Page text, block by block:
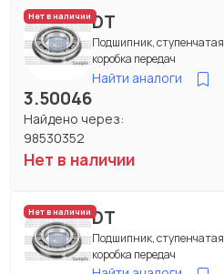
Нет в наличииDT
Подшипник, ступенчатая
коробка передач
Найти аналоги
3.50046
Найдено через:
98530352
Нет в наличии
Нет в наличииDT
Подшипник, ступенчатая
коробка передач